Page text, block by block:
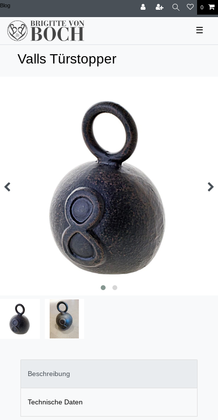
Blog 0
☰
Valls Türstopper
Beschreibung
Technische Daten